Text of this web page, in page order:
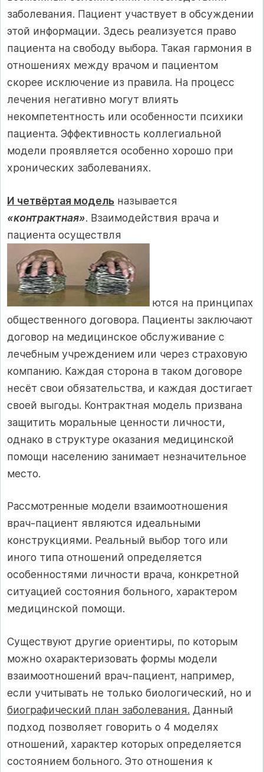
заболевания. Пациент участвует в обсуждении
этой информации. Здесь реализуется право
пациента на свободу выбора. Такая гармония в
отношениях между врачом и пациентом
скорее исключение из правила. На процесс
лечения негативно могут влиять
некомпетентность или особенности психики
пациента. Эффективность коллегиальной
модели проявляется особенно хорошо при
хронических заболеваниях.
И четвёртая модель называется
«контрактная». Взаимодействия врача и
пациента осуществля
ются на принципах
общественного договора. Пациенты заключают
договор на медицинское обслуживание с
лечебным учреждением или через страховую
компанию. Каждая сторона в таком договоре
несёт свои обязательства, и каждая достигает
своей выгоды. Контрактная модель призвана
защитить моральные ценности личности,
однако в структуре оказания медицинской
помощи населению занимает незначительное
место.
Рассмотренные модели взаимоотношения
врач-пациент являются идеальными
конструкциями. Реальный выбор того или
иного типа отношений определяется
особенностями личности врача, конкретной
ситуацией состояния больного, характером
медицинской помощи.
Существуют другие ориентиры, по которым
можно охарактеризовать формы модели
взаимоотношений врач-пациент, например,
если учитывать не только биологический, но и
биографический план заболевания. Данный
подход позволяет говорить о 4 моделях
отношений, характер которых определяется
состоянием больного. Это отношения к